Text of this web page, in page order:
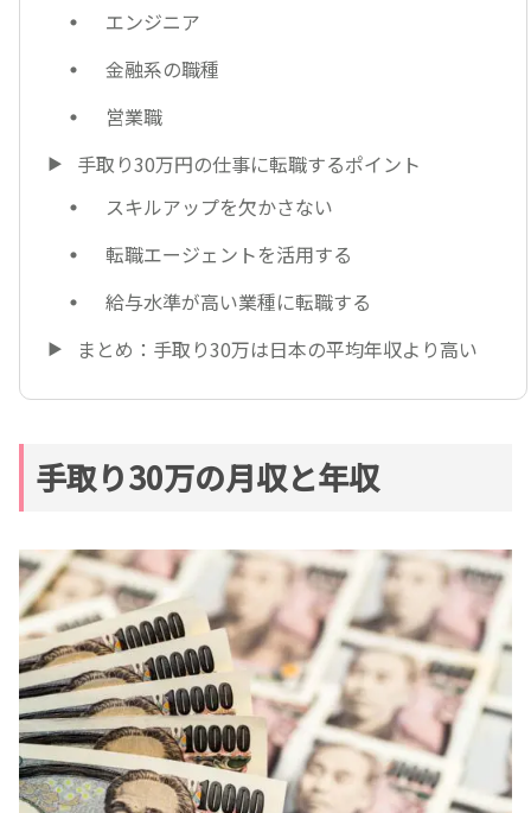
エンジニア
金融系の職種
営業職
手取り30万円の仕事に転職するポイント
スキルアップを欠かさない
転職エージェントを活用する
給与水準が高い業種に転職する
まとめ：手取り30万は日本の平均年収より高い
手取り30万の月収と年収